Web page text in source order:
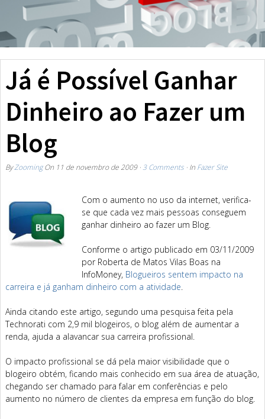
Já é Possível Ganhar
Dinheiro ao Fazer um
Blog
ByZoomingOn 11 de novembro de 2009· 3 Comments · In Fazer Site
Com o aumento no uso da internet, verifica-
se que cada vez mais pessoas conseguem
ganhar dinheiro ao fazer um Blog.
Conforme o artigo publicado em 03/11/2009
por Roberta de Matos Vilas Boas na
InfoMoney, Blogueiros sentem impacto na
carreira e já ganham dinheiro com a atividade.
Ainda citando este artigo, segundo uma pesquisa feita pela
Technorati com 2,9 mil blogeiros, o blog além de aumentar a
renda, ajuda a alavancar sua carreira profissional.
O impacto profissional se dá pela maior visibilidade que o
blogeiro obtém, ficando mais conhecido em sua área de atuação,
chegando ser chamado para falar em conferências e pelo
aumento no número de clientes da empresa em função do blog.